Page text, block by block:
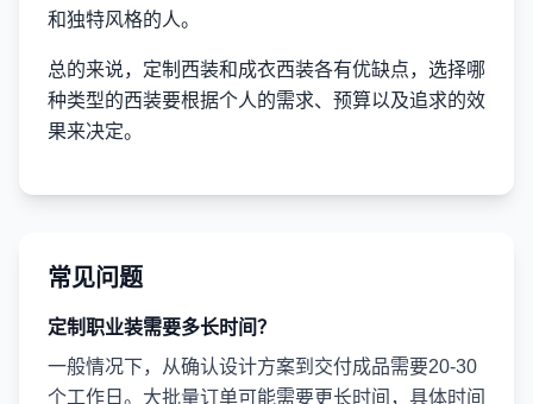
和独特风格的人。
总的来说，定制西装和成衣西装各有优缺点，选择哪
种类型的西装要根据个人的需求、预算以及追求的效
果来决定。
常见问题
定制职业装需要多长时间？
一般情况下，从确认设计方案到交付成品需要20-30
个工作日。大批量订单可能需要更长时间，具体时间